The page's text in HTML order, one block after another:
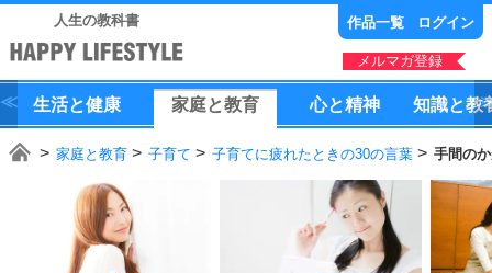
人生の教科書 作品一覧 ログイン
メルマガ登録
生活と健康 家庭と教育 心と精神 知識と教
家庭と教育 子育て 子育てに疲れたときの30の言葉 手間の